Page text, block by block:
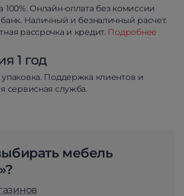
100%. Онлайн-оплата без комиссии
Наличный и безналичный расчет.
рассрочка и кредит. Подробнее
1 год
Поддержка клиентов и
сервисная служба.
мебель